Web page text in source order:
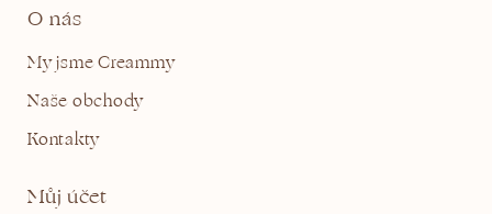
O nás
My jsme Creammy
Naše obchody
Kontakty
Můj účet